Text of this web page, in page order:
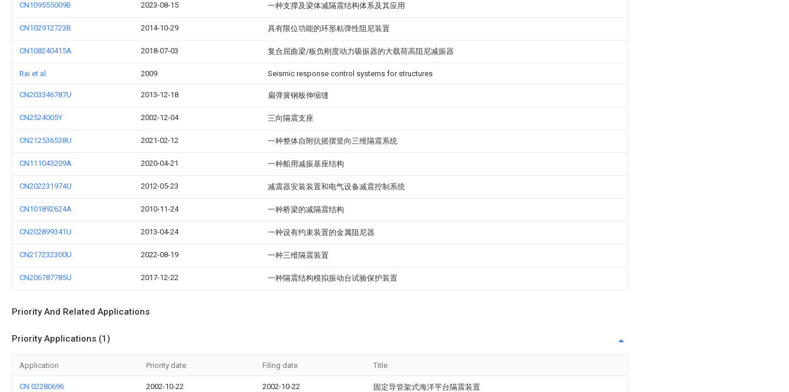
CN109555009B 2023-08-15 一种支撑及梁体减隔震结构体系及其应用
CN102912723B 2014-10-29 具有限位功能的环形粘弹性阻尼装置
CN108240415A 2018-07-03 复合屈曲梁/板负刚度动力吸振器的大载荷高阻尼减振器
Rai et al. 2009 Seismic response control systems for structures
CN203346787U 2013-12-18 扁弹簧钢板伸缩缝
CN2524005Y 2002-12-04 三向隔震支座
CN212536538U 2021-02-12 一种整体自附抗摇摆竖向三维隔震系统
CN111043209A 2020-04-21 一种船用减振基座结构
CN202231974U 2012-05-23 减震器安装装置和电气设备减震控制系统
CN101892624A 2010-11-24 一种桥梁的减隔震结构
CN202899341U 2013-04-24 一种设有约束装置的金属阻尼器
CN217232300U 2022-08-19 一种三维隔震装置
CN206787785U 2017-12-22 一种隔震结构模拟振动台试验保护装置
Priority And Related Applications
Priority Applications (1)
Application Priority date Filing date Title
CN 02280696 2002-10-22 2002-10-22 固定导管架式海洋平台隔震装置